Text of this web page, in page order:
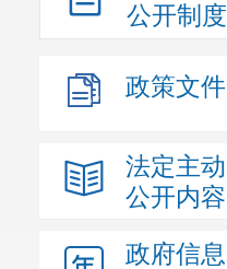
公开制度
政策文件
法定主动
公开内容
政府信息